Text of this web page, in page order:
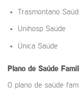
Trasmontano
Unihosp Saúde
Única Saúde
Plano de Saúde
O plano de saúde